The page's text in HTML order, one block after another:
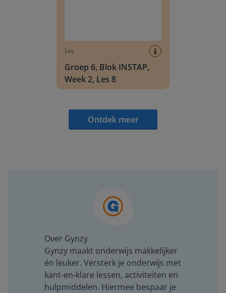
Les
Groep 6, Blok INSTAP,
Week 2, Les 8
Ontdek meer
Over Gynzy
Gynzy maakt onderwijs makkelijker
én leuker. Versterk je onderwijs met
kant-en-klare lessen, activiteiten en
hulpmiddelen. Hiermee bespaar je